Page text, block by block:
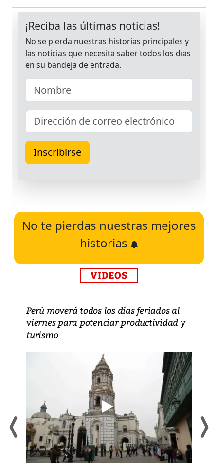
No te pierdas nuestras mejores
historias
VIDEOS
Perú moverá todos los días feriados al
viernes para potenciar productividad y
turismo